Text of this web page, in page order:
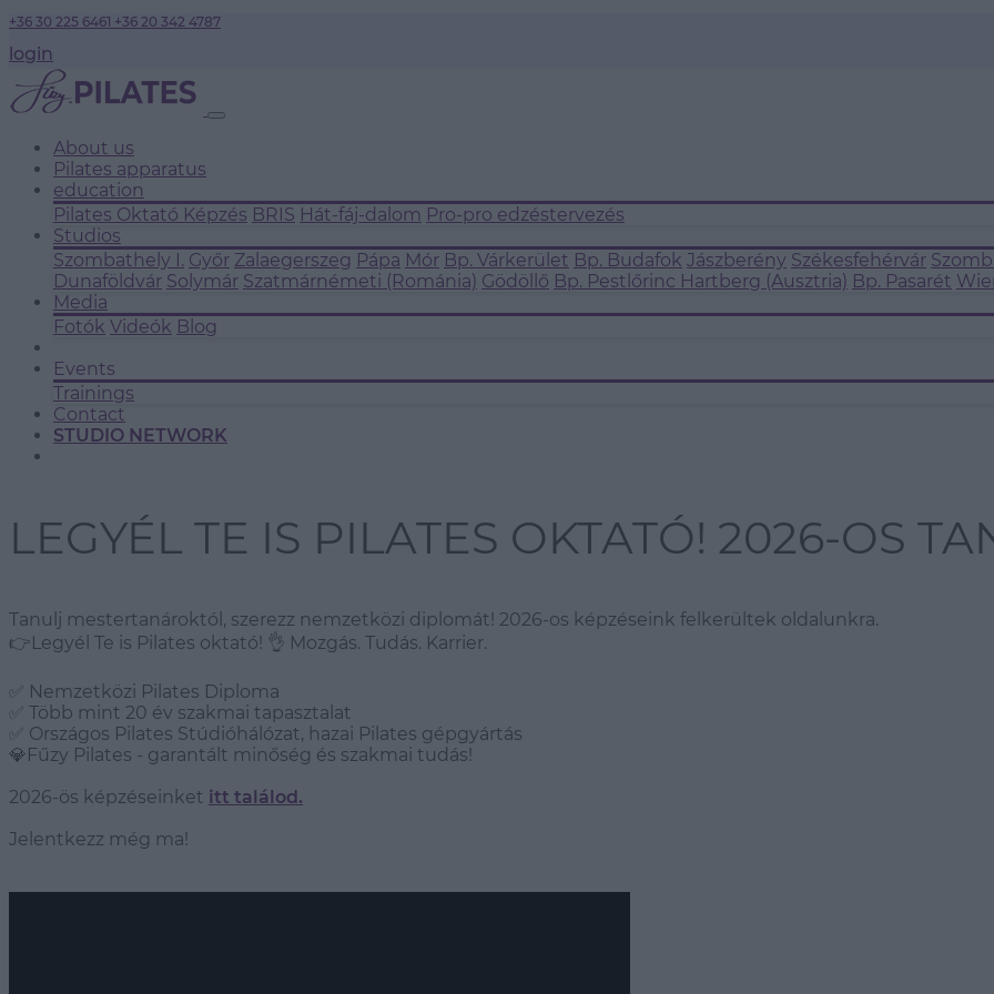
+36 30 225 6461 +36 20 342 4787
login
About us
Pilates apparatus
education
Pilates Oktató Képzés BRIS Hát-fáj-dalom Pro-pro edzéstervezés
Studios
Szombathely I. Győr Zalaegerszeg Pápa Mór Bp. Várkerület Bp. Budafok Jászberény Székesfehérvár
Dunaföldvár Solymár Szatmárnémeti (Románia) Gödöllő Bp. Pestlőrinc Hartberg (Ausztria) Bp. Pasarét
Media
Fotók Videók Blog
Events
Trainings
Contact
STUDIO NETWORK
LEGYÉL TE IS PILATES OKTATÓ! 2026-OS
Tanulj mestertanároktól, szerezz nemzetközi diplomát! 2026-os képzéseink felkerültek oldalunkra.
👉Legyél Te is Pilates oktató! 👌 Mozgás. Tudás. Karrier.
✅ Nemzetközi Pilates Diploma
✅ Több mint 20 év szakmai tapasztalat
✅ Országos Pilates Stúdióhálózat, hazai Pilates gépgyártás
💎Fűzy Pilates - garantált minőség és szakmai tudás!
2026-ös képzéseinket itt találod.
Jelentkezz még ma!